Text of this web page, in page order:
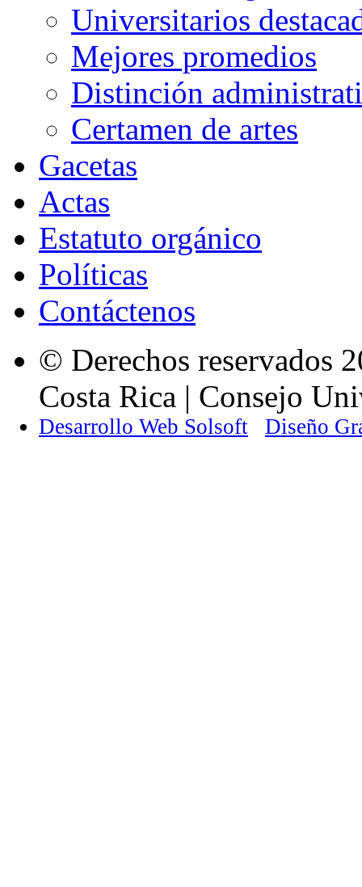
Universitarios
Mejores promedios
Distinción
Certamen de artes
Gacetas
Actas
Estatuto orgánico
Políticas
Contáctenos
© Derechos reservados
Costa Rica | Consejo
Desarrollo Web Solsoft Diseño